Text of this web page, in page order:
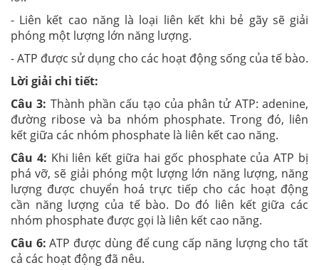
- Liên kết cao năng là loại liên kết khi bẻ gãy sẽ giải
phóng một lượng lớn năng lượng.
- ATP được sử dụng cho các hoạt động sống của tế bào.
Lời giải chi tiết:
Câu 3: Thành phần cấu tạo của phân tử ATP: adenine,
đường ribose và ba nhóm phosphate. Trong đó, liên
kết giữa các nhóm phosphate là liên kết cao năng.
Câu 4: Khi liên kết giữa hai gốc phosphate của ATP bị
phá vỡ, sẽ giải phóng một lượng lớn năng lượng, năng
lượng được chuyển hoá trực tiếp cho các hoạt động
cần năng lượng của tế bào. Do đó liên kết giữa các
nhóm phosphate được gọi là liên kết cao năng.
Câu 6: ATP được dùng để cung cấp năng lượng cho tất
cả các hoạt động đã nêu.